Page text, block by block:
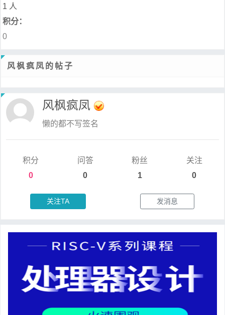
1 人
积分：
0
风枫疯凤的帖子
风枫疯凤
懒的都不写签名
积分
0
问答
0
粉丝
1
关注
0
关注TA 发消息